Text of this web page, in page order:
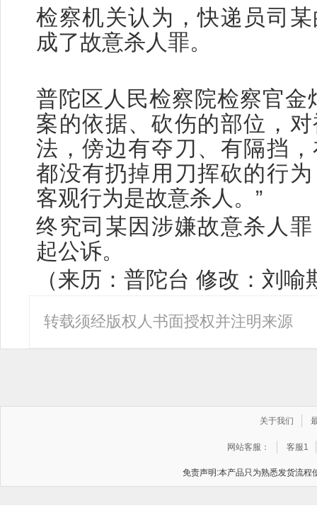
检察机关认为，快递员司
成了故意杀人罪。
普陀区人民检察院检察官金
案的依据、砍伤的部位，
法，傍边有夺刀、有隔挡
都没有扔掉用刀挥砍的行
客观行为是故意杀人。”
终究司某因涉嫌故意杀人
起公诉。
（来历：普陀台 修改：刘喻
转载须经版权人书面授权并注明来源
关于我们
网站客服： 客服1
免责声明:本产品只为熟悉发货流